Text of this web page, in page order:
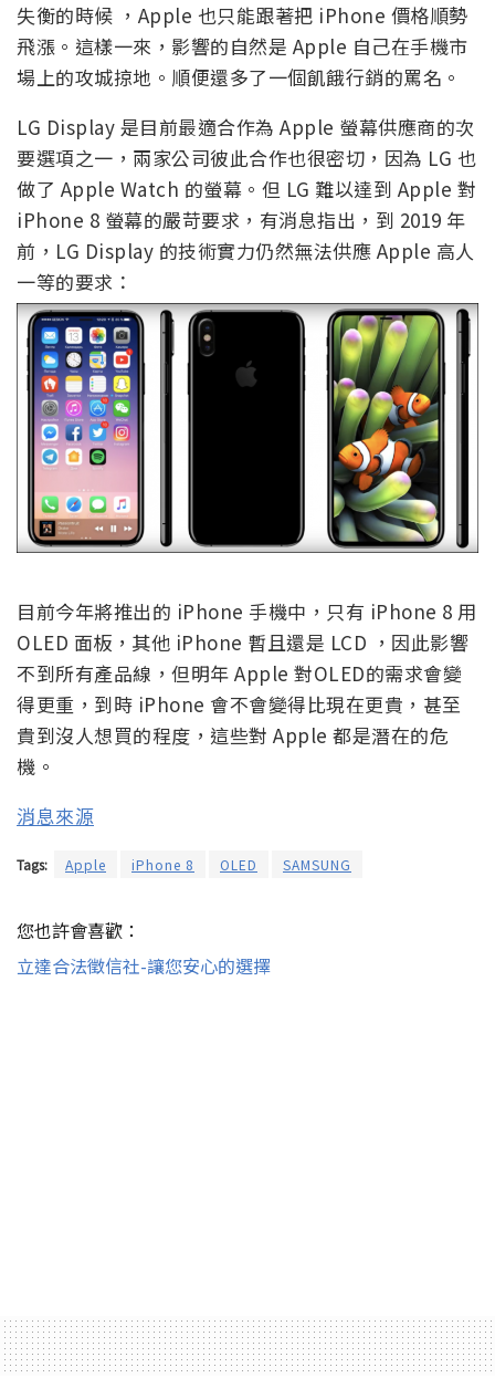
失衡的時候 ，Apple 也只能跟著把 iPhone 價格順勢
飛漲。這樣一來，影響的自然是 Apple 自己在手機市
場上的攻城掠地。順便還多了一個飢餓行銷的罵名。
LG Display 是目前最適合作為 Apple 螢幕供應商的次
要選項之一，兩家公司彼此合作也很密切，因為 LG 也
做了 Apple Watch 的螢幕。但 LG 難以達到 Apple 對
iPhone 8 螢幕的嚴苛要求，有消息指出，到 2019 年
前，LG Display 的技術實力仍然無法供應 Apple 高人
一等的要求：
目前今年將推出的 iPhone 手機中，只有 iPhone 8 用
OLED 面板，其他 iPhone 暫且還是 LCD ，因此影響
不到所有產品線，但明年 Apple 對OLED的需求會變
得更重，到時 iPhone 會不會變得比現在更貴，甚至
貴到沒人想買的程度，這些對 Apple 都是潛在的危
機。
消息來源
Tags: Apple iPhone 8 OLED SAMSUNG
您也許會喜歡：
立達合法徵信社-讓您安心的選擇